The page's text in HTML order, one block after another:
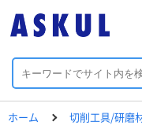
ホーム 切削工具/研磨